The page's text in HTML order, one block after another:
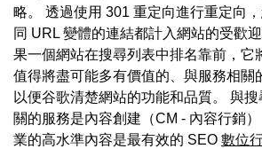
略。 透過使用 301 重定向進行重定向
同 URL 變體的連結都計入網站的受歡
果一個網站在搜尋列表中排名靠前，它
值得將盡可能多有價值的、與服務相關
以便谷歌清楚網站的功能和品質。 與
關的服務是內容創建（CM - 內容行銷
業的高水準內容是最有效的 SEO 數位